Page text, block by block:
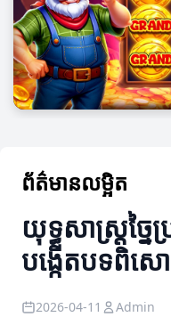
ព័ត៌មានលម្អិត
យុទ្ធសាស្ត្រច្ន
បង្កើតបទពិស
2026-04-11 Admin